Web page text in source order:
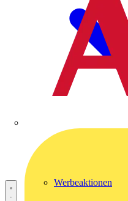
Werbeaktionen